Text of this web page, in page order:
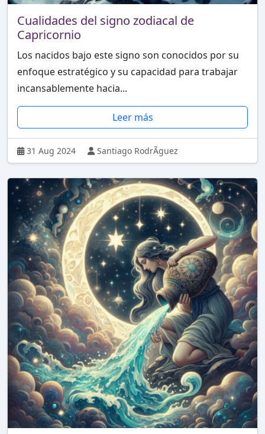
Cualidades del signo zodiacal de
Capricornio
Los nacidos bajo este signo son conocidos por su
enfoque estratégico y su capacidad para trabajar
incansablemente hacia...
Leer más
31 Aug 2024 Santiago RodrÃ­guez